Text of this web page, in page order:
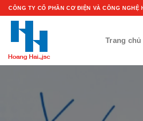
Chuyển
tới
dung
CÔNG TY CỔ PHẦN CƠ ĐIỆN VÀ CÔNG NGHỆ
Trang chủ